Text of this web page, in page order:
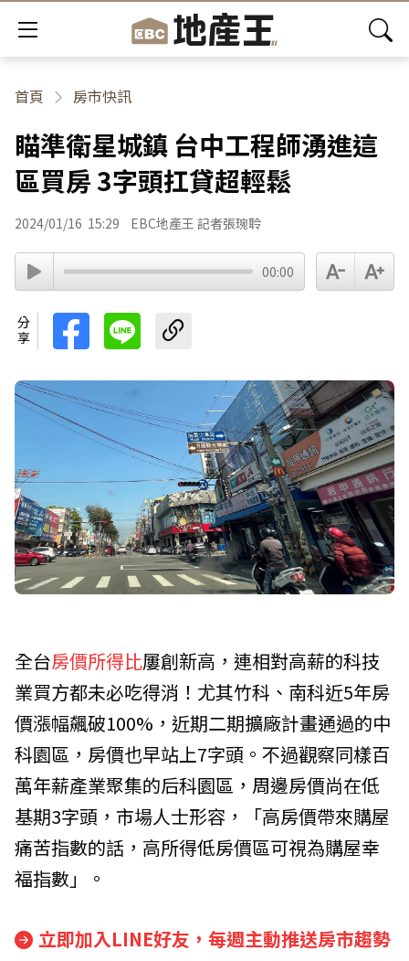
首頁 房市快訊
瞄準衛星城鎮 台中工程師湧進這
區買房 3字頭扛貸超輕鬆
2024/01/16 15:29 EBC地產王 記者張琬聆
00:00
分享
全台房價所得比屢創新高，連相對高薪的科技
業買方都未必吃得消！尤其竹科、南科近5年房
價漲幅飆破100%，近期二期擴廠計畫通過的中
科園區，房價也早站上7字頭。不過觀察同樣百
萬年薪產業聚集的后科園區，周邊房價尚在低
基期3字頭，市場人士形容，「高房價帶來購屋
痛苦指數的話，高所得低房價區可視為購屋幸
福指數」。
立即加入LINE好友，每週主動推送房市趨勢